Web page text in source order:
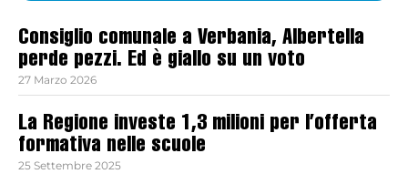
Consiglio comunale a Verbania, Albertella
perde pezzi. Ed è giallo su un voto
27 Marzo 2026
La Regione investe 1,3 milioni per l’offerta
formativa nelle scuole
25 Settembre 2025